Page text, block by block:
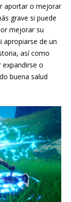
aportar o mejorar
grave si puede
mejorar su
apropiarse de un
así como
expandirse o
buena salud